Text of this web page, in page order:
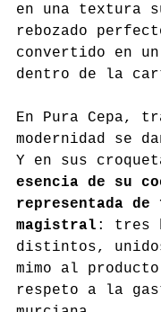
en una textura
rebozado
convertido en
dentro de la
En Pura Cepa,
modernidad se
Y en sus
esencia de su
representada de
magistral : tres
distintos,
mimo al
respeto a la